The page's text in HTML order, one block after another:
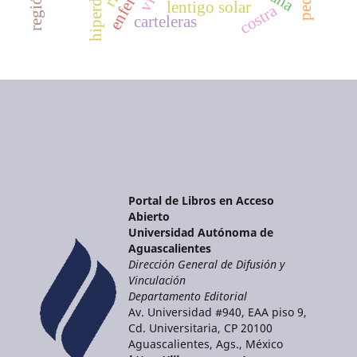
lentigo solarcostra
carteleras
Portal de Libros en Acceso
Abierto
Universidad Autónoma de
Aguascalientes
Dirección General de Difusión y
Vinculación
Departamento Editorial
Av. Universidad #940, EAA piso 9,
Cd. Universitaria, CP 20100
Aguascalientes, Ags., México